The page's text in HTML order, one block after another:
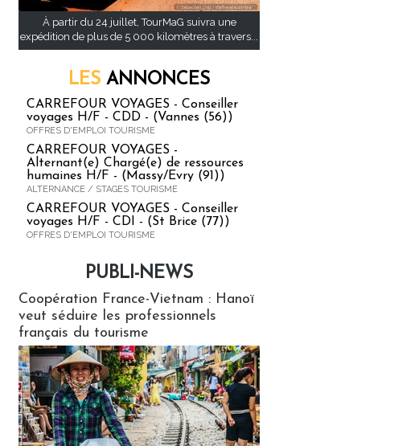
À partir du 24 juillet, TourMaG suivra une
expédition de plus de 5 000 kilomètres à travers...
LES ANNONCES
CARREFOUR VOYAGES - Conseiller
voyages H/F - CDD - (Vannes (56))
OFFRES D'EMPLOI TOURISME
CARREFOUR VOYAGES -
Alternant(e) Chargé(e) de ressources
humaines H/F - (Massy/Evry (91))
ALTERNANCE / STAGES TOURISME
CARREFOUR VOYAGES - Conseiller
voyages H/F - CDI - (St Brice (77))
OFFRES D'EMPLOI TOURISME
PUBLI-NEWS
Coopération France-Vietnam : Hanoï
veut séduire les professionnels
français du tourisme